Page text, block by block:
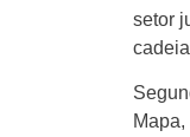
setor